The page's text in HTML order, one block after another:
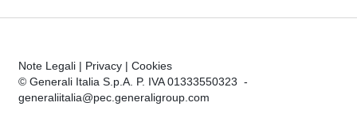
Note Legali | Privacy | Cookies
© Generali Italia S.p.A. P. IVA 01333550323 -
generaliitalia@pec.generaligroup.com